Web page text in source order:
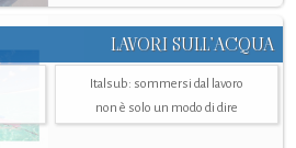
LAVORI SULL’ACQUA
Italsub: sommersi dal lavoro
non è solo un modo di dire